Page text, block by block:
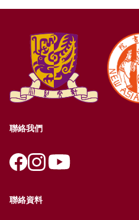
聯絡我們
聯絡資料